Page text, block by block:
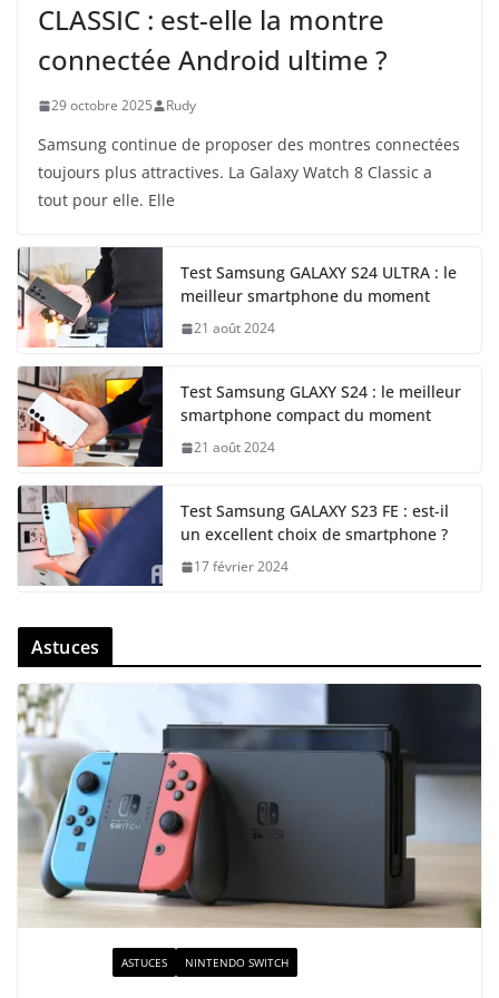
CLASSIC : est-elle la montre
connectée Android ultime ?
29 octobre 2025 Rudy
Samsung continue de proposer des montres connectées
toujours plus attractives. La Galaxy Watch 8 Classic a
tout pour elle. Elle
Test Samsung GALAXY S24 ULTRA : le
meilleur smartphone du moment
21 août 2024
Test Samsung GLAXY S24 : le meilleur
smartphone compact du moment
21 août 2024
Test Samsung GALAXY S23 FE : est-il
un excellent choix de smartphone ?
17 février 2024
Astuces
ASTUCES NINTENDO SWITCH